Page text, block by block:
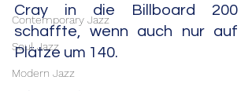
Contemporary Jazz
Soul Jazz
Modern Jazz
Cray in die Billboard 200
schaffte, wenn auch nur auf
Plätze um 140.